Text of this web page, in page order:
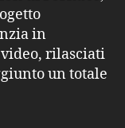
in
rilasciati
un totale